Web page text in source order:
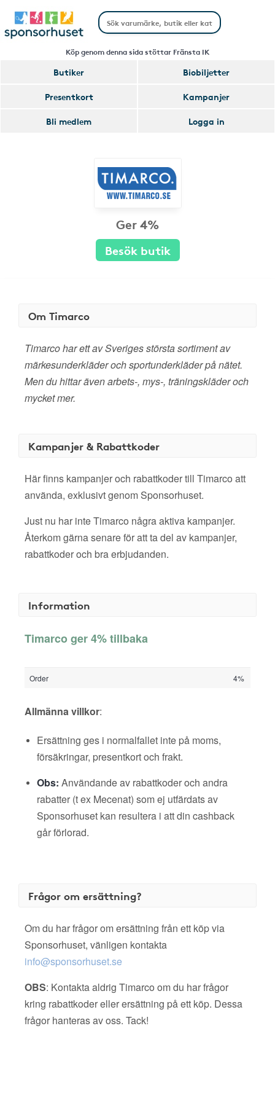
Köp genom denna sida stöttar Fränsta IK
Butiker
Biobiljetter
Presentkort
Kampanjer
Bli medlem
Logga in
Ger 4%
Besök butik
Om Timarco
Timarco har ett av Sveriges största sortiment av
märkesunderkläder och sportunderkläder på nätet.
Men du hittar även arbets-, mys-, träningskläder och
mycket mer.
Kampanjer & Rabattkoder
Här finns kampanjer och rabattkoder till Timarco att
använda, exklusivt genom Sponsorhuset.
Just nu har inte Timarco några aktiva kampanjer.
Återkom gärna senare för att ta del av kampanjer,
rabattkoder och bra erbjudanden.
Information
Timarco ger 4% tillbaka
Order 4%
Allmänna villkor:
Ersättning ges i normalfallet inte på moms,
försäkringar, presentkort och frakt.
Obs: Användande av rabattkoder och andra
rabatter (t ex Mecenat) som ej utfärdats av
Sponsorhuset kan resultera i att din cashback
går förlorad.
Frågor om ersättning?
Om du har frågor om ersättning från ett köp via
Sponsorhuset, vänligen kontakta
info@sponsorhuset.se
OBS: Kontakta aldrig Timarco om du har frågor
kring rabattkoder eller ersättning på ett köp. Dessa
frågor hanteras av oss. Tack!